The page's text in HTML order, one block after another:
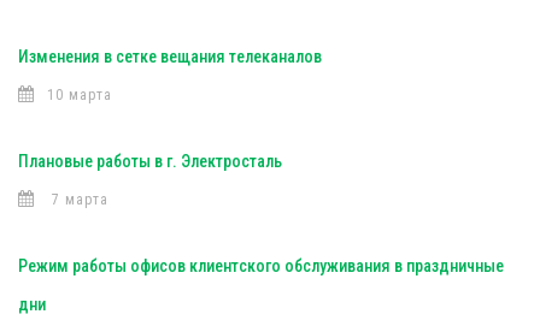
Изменения в сетке вещания телеканалов
10 марта
Плановые работы в г. Электросталь
7 марта
Режим работы офисов клиентского обслуживания в праздничные
дни